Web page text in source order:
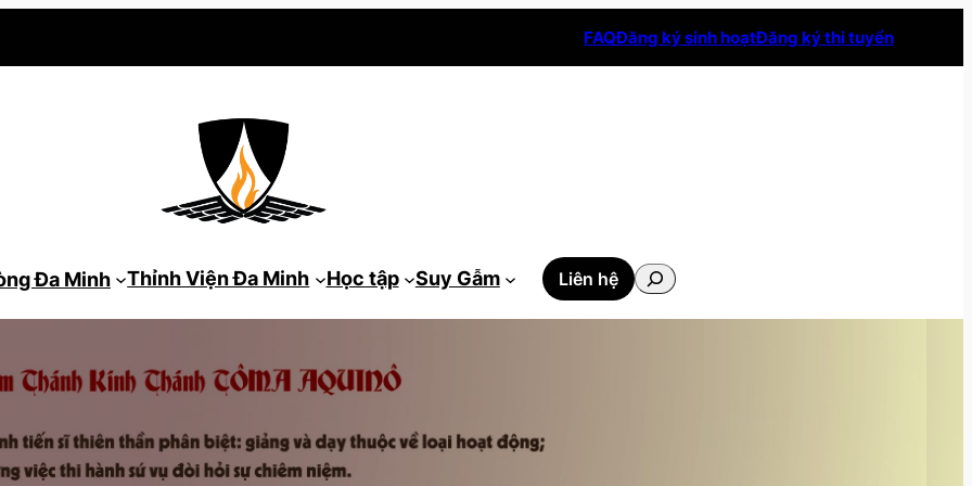
FAQĐăng ký sinh hoạtĐăng ký thi tuyển
Đa Minh Thỉnh Viện Đa Minh Học tập Suy Gẫm Liên hệ
Tìm
kiếm